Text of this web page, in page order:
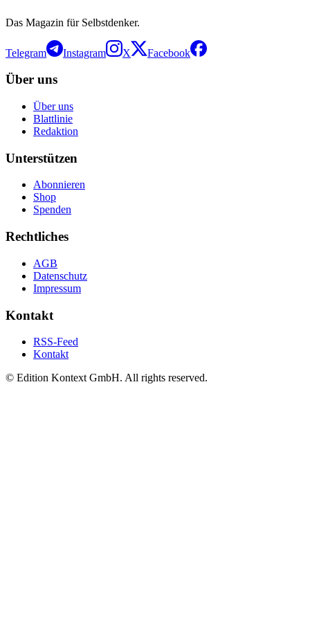
Das Magazin für Selbstdenker.
Telegram Instagram X Facebook
Über uns
Über uns
Blattlinie
Redaktion
Unterstützen
Abonnieren
Shop
Spenden
Rechtliches
AGB
Datenschutz
Impressum
Kontakt
RSS-Feed
Kontakt
© Edition Kontext GmbH. All rights reserved.